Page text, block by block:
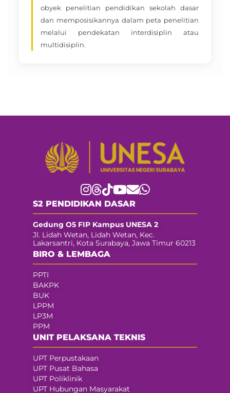
obyek penelitian pendidikan sekolah dasar
dan memposisikannya dalam peta penelitian
melalui pendekatan interdisiplin atau
multidisiplin.
S2 PENDIDIKAN DASAR
Gedung O5 FIP Kampus UNESA 2
Jl. Lidah Wetan, Lidah Wetan, Kec.
Lakarsantri, Kota Surabaya, Jawa Timur 60213
BIRO & LEMBAGA
PPTI
BAKPK
BUK
LPPM
LP3M
PPM
UNIT PELAKSANA TEKNIS
UPT Perpustakaan
UPT Pusat Bahasa
UPT Poliklinik
UPT Hubungan Masyarakat